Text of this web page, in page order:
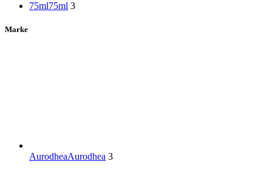
75ml75ml 3
Marke
AurodheaAurodhea 3